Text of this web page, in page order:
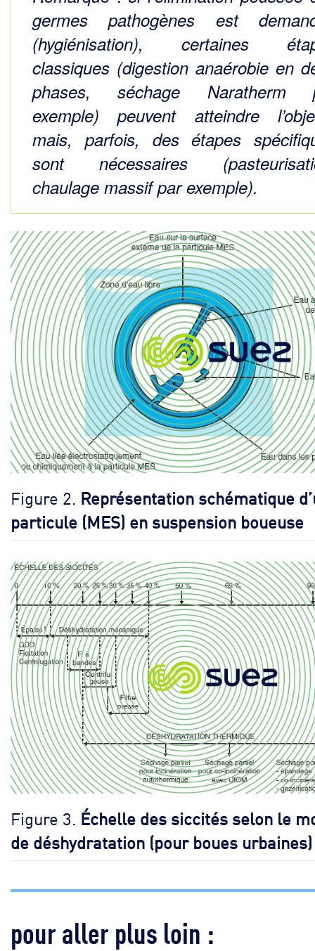
germes pathogènes est
(hygiénisation), certaines
classiques (digestion anaérobie en
phases, séchage Naratherm
exemple) peuvent atteindre
mais, parfois, des étapes
sont nécessaires
chaulage massif par exem­ple).
Figure 2. Représentation schématique
particule (MES) en suspension boueuse
Figure 3. Échelle des siccités selon le
de déshydratation (pour boues urbaines)
pour aller plus loin :